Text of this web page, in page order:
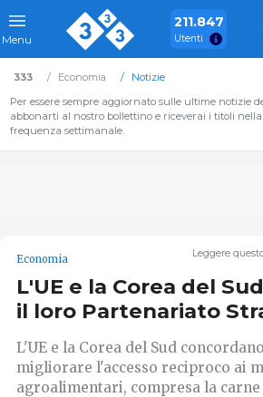
Menu
211.847
Utenti
333 Economia
Notizie
Per essere sempre aggiornato sulle ultime notizie
abbonarti al nostro bollettino e riceverai i titoli
frequenza settimanale.
Leggere
Economia
L'UE e la Corea del
il loro Partenariato
L'UE e la Corea del Sud
migliorare l'accesso reciproco ai
agroalimentari, compresa la carne